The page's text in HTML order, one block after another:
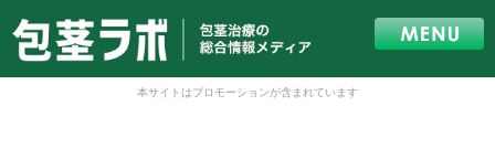
本サイトはプロモーションが含まれています